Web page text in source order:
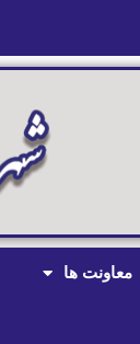
معاونت ها